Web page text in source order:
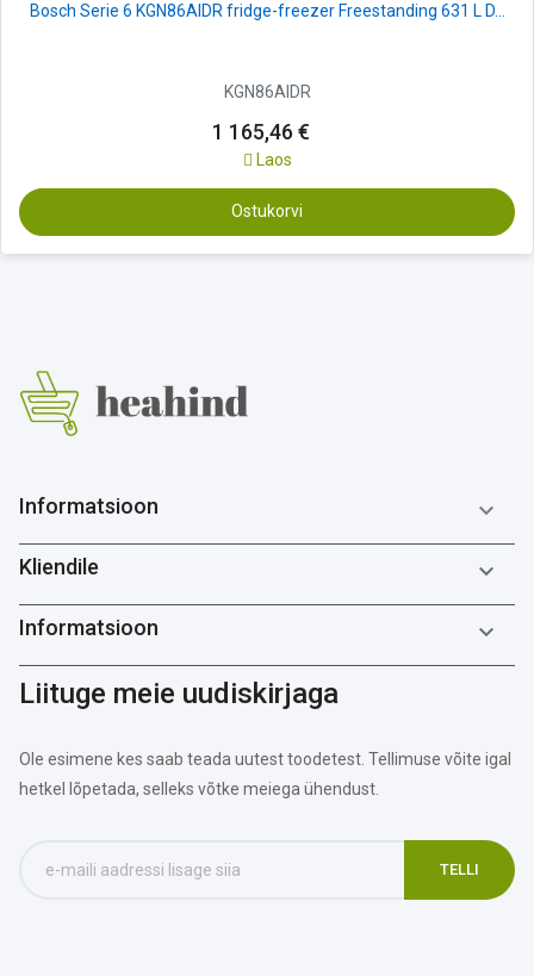
Bosch Serie 6 KGN86AIDR fridge-freezer Freestanding 631 L D...
KGN86AIDR
1 165,46 €
Laos
Ostukorvi
Informatsioon 
Kliendile 
Informatsioon 
Liituge meie uudiskirjaga
Ole esimene kes saab teada uutest toodetest. Tellimuse võite igal
hetkel lõpetada, selleks võtke meiega ühendust.